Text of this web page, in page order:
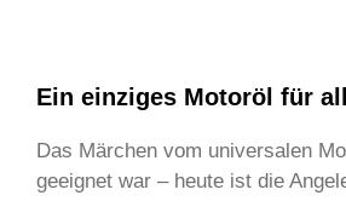
Ein einziges Motoröl für
Das Märchen vom universalen
geeignet war – heute ist die